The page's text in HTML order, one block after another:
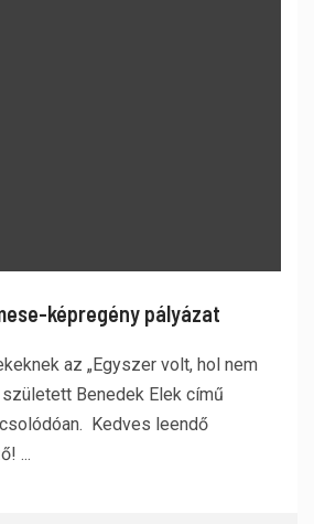
képregény pályázat
az „Egyszer volt, hol nem
Benedek Elek című
Kedves leendő
...